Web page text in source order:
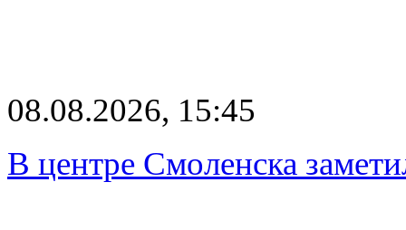
08.08.2026, 15:45
В центре Смоленска